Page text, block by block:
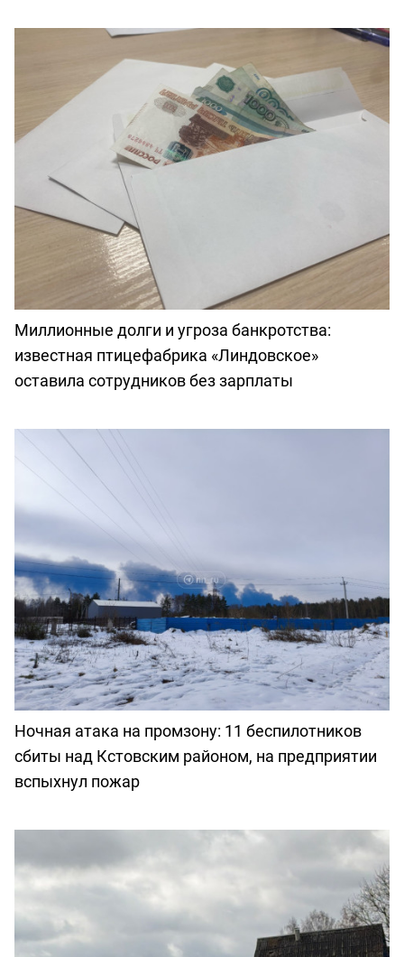
Миллионные долги и угроза банкротства:
известная птицефабрика «Линдовское»
оставила сотрудников без зарплаты
Ночная атака на промзону: 11 беспилотников
сбиты над Кстовским районом, на предприятии
вспыхнул пожар